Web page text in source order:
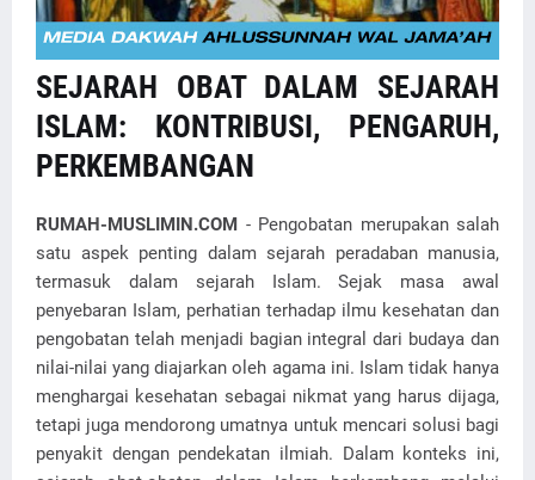
SEJARAH OBAT DALAM SEJARAH
ISLAM: KONTRIBUSI, PENGARUH,
PERKEMBANGAN
RUMAH-MUSLIMIN.COM - Pengobatan merupakan salah
satu aspek penting dalam sejarah peradaban manusia,
termasuk dalam sejarah Islam. Sejak masa awal
penyebaran Islam, perhatian terhadap ilmu kesehatan dan
pengobatan telah menjadi bagian integral dari budaya dan
nilai-nilai yang diajarkan oleh agama ini. Islam tidak hanya
menghargai kesehatan sebagai nikmat yang harus dijaga,
tetapi juga mendorong umatnya untuk mencari solusi bagi
penyakit dengan pendekatan ilmiah. Dalam konteks ini,